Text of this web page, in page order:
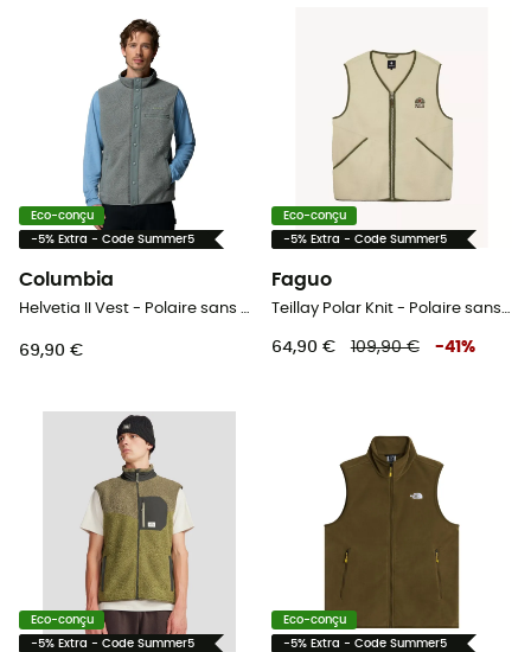
Eco-conçu
-5% Extra - Code Summer5
Columbia
Helvetia II Vest - Polaire sans manches homme
69,90 €
Eco-conçu
-5% Extra - Code Summer5
Faguo
Teillay Polar Knit - Polaire sans manches homme
64,90 € 109,90 € -41 %
Eco-conçu
-5% Extra - Code Summer5
Eco-conçu
-5% Extra - Code Summer5